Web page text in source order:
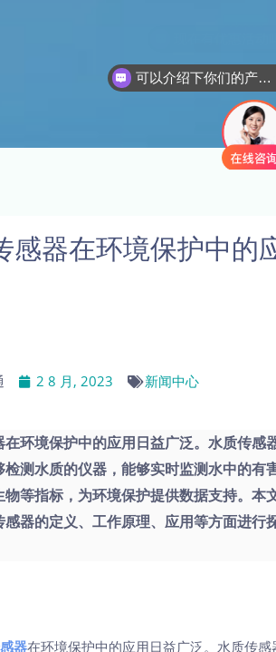
感器在环境保护中的
2 8 月, 2023 新闻中心
在环境保护中的应用日益广泛。水质传感
检测水质的仪器，能够实时监测水中的有
物等指标，为环境保护提供数据支持。本
感器的定义、工作原理、应用等方面进行
器在环境保护中的应用日益广泛。水质传感
可以介绍下你们的产品么